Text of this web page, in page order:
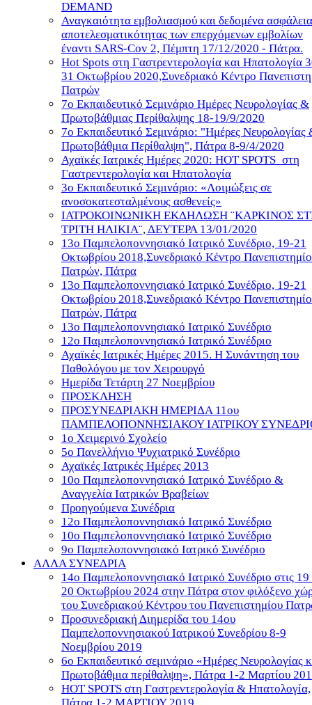
DEMAND
Αναγκαιότητα εμβολιασμού και δεδομένα
αποτελεσματικότητας των επερχόμενων εμβολίων
έναντι SARS-Cov 2, Πέμπτη 17/12/2020 - Πάτρα.
Hot Spots στη Γαστρεντερολογία και Ηπατολογία
31 Οκτωβρίου 2020,Συνεδριακό Κέντρο
Πατρών
7ο Εκπαιδευτικό Σεμινάριο Ημέρες Νευρολογίας &
Πρωτοβάθμιας Περίθαλψης 18-19/9/2020
7ο Εκπαιδευτικό Σεμινάριο: "Ημέρες Νευρολογίας
Πρωτοβάθμια Περίθαλψη", Πάτρα 8-9/4/2020
Αχαϊκές Ιατρικές Ημέρες 2020: HOT SPOTS_στη
Γαστρεντερολογία και Ηπατολογία
3ο Εκπαιδευτικό Σεμινάριο: «Λοιμώξεις σε
ανοσοκατεσταλμένους ασθενείς»
ΙΑΤΡΟΚΟΙΝΩΝΙΚΗ ΕΚΔΗΛΩΣΗ ¨ΚΑΡΚΙΝΟΣ
ΤΡΙΤΗ ΗΛΙΚΙΑ¨, ΔΕΥΤΕΡΑ 13/01/2020
13ο Παμπελοποννησιακό Ιατρικό Συνέδριο, 19-21
Οκτωβρίου 2018,Συνεδριακό Κέντρο
Πατρών, Πάτρα
13ο Παμπελοποννησιακό Ιατρικό Συνέδριο, 19-21
Οκτωβρίου 2018,Συνεδριακό Κέντρο
Πατρών, Πάτρα
13o Παμπελοποννησιακό Ιατρικό Συνέδριο
12o Παμπελοποννησιακό Ιατρικό Συνέδριο
Αχαϊκές Ιατρικές Ημέρες 2015. Η Συνάντηση του
Παθολόγου με τον Χειρουργό
Ημερίδα Τετάρτη 27 Νοεμβρίου
ΠΡΟΣΚΛΗΣΗ
ΠΡΟΣΥΝΕΔΡΙΑΚΗ ΗΜΕΡΙΔΑ 11ου
ΠΑΜΠΕΛΟΠΟΝΝΗΣΙΑΚΟΥ ΙΑΤΡΙΚΟΥ
1o Χειμερινό Σχολείο
5ο Πανελλήνιο Ψυχιατρικό Συνέδριο
Αχαϊκές Ιατρικές Ημέρες 2013
10o Παμπελοποννησιακό Ιατρικό Συνέδριο &
Αναγγελία Ιατρικών Βραβείων
Προηγούμενα Συνέδρια
12o Παμπελοποννησιακό Ιατρικό Συνέδριο
10o Παμπελοποννησιακό Ιατρικό Συνέδριο
9ο Παμπελοποννησιακό Ιατρικό Συνέδριο
ΑΛΛΑ ΣΥΝΕΔΡΙΑ
14ο Παμπελοποννησιακό Ιατρικό Συνέδριο στις 19
20 Οκτωβρίου 2024 στην Πάτρα στον φιλόξενο
του Συνεδριακού Κέντρου του Πανεπιστημίου
Προσυνεδριακή Διημερίδα του 14ου
Παμπελοποννησιακού Ιατρικού Συνεδρίου 8-9
Νοεμβρίου 2019
6ο Εκπαιδευτικό σεμινάριο «Ημέρες Νευρολογίας
Πρωτοβάθμια περίθαλψη», Πάτρα 1-2 Μαρτίου
HOT SPOTS στη Γαστρεντερολογία & Ηπατολογία,